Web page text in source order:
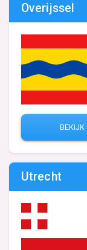
Overijssel
BEKIJK
Utrecht